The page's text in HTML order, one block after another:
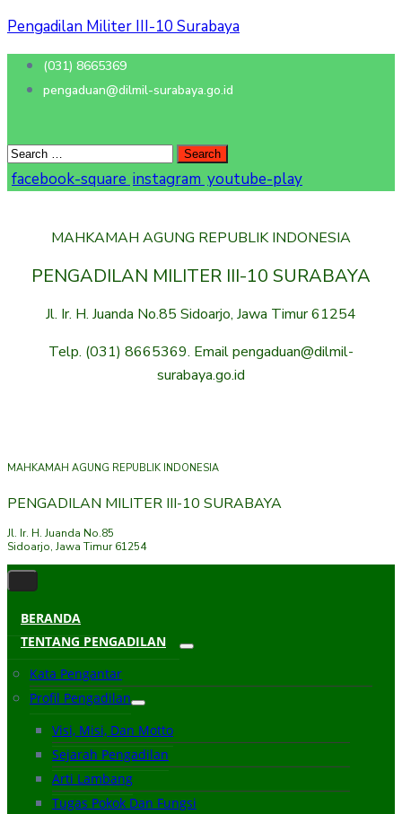
Pengadilan Militer III-10 Surabaya
(031) 8665369
pengaduan@dilmil-surabaya.go.id
facebook-square instagram youtube-play
MAHKAMAH AGUNG REPUBLIK INDONESIA
PENGADILAN MILITER III-10 SURABAYA
Jl. Ir. H. Juanda No.85 Sidoarjo, Jawa Timur 61254
Telp. (031) 8665369. Email pengaduan@dilmil-
surabaya.go.id
MAHKAMAH AGUNG REPUBLIK INDONESIA
PENGADILAN MILITER III-10 SURABAYA
Jl. Ir. H. Juanda No.85
Sidoarjo, Jawa Timur 61254
BERANDA
TENTANG PENGADILAN
Kata Pengantar
Profil Pengadilan
Visi, Misi, Dan Motto
Sejarah Pengadilan
Arti Lambang
Tugas Pokok Dan Fungsi